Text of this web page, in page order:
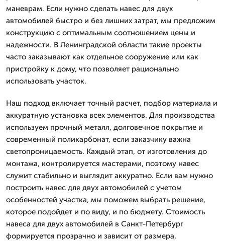
маневрам. Если нужно сделать навес для двух
автомобилей быстро и без лишних затрат, мы предложим
конструкцию с оптимальным соотношением цены и
надежности. В Ленинградской области такие проекты
часто заказывают как отдельное сооружение или как
пристройку к дому, что позволяет рационально
использовать участок.
Наш подход включает точный расчет, подбор материала и
аккуратную установка всех элементов. Для производства
используем прочный металл, долговечное покрытие и
современный поликарбонат, если заказчику важна
светопроницаемость. Каждый этап, от изготовления до
монтажа, контролируется мастерами, поэтому навес
служит стабильно и выглядит аккуратно. Если вам нужно
построить навес для двух автомобилей с учетом
особенностей участка, мы поможем выбрать решение,
которое подойдет и по виду, и по бюджету. Стоимость
навеса для двух автомобилей в Санкт-Петербург
формируется прозрачно и зависит от размера,